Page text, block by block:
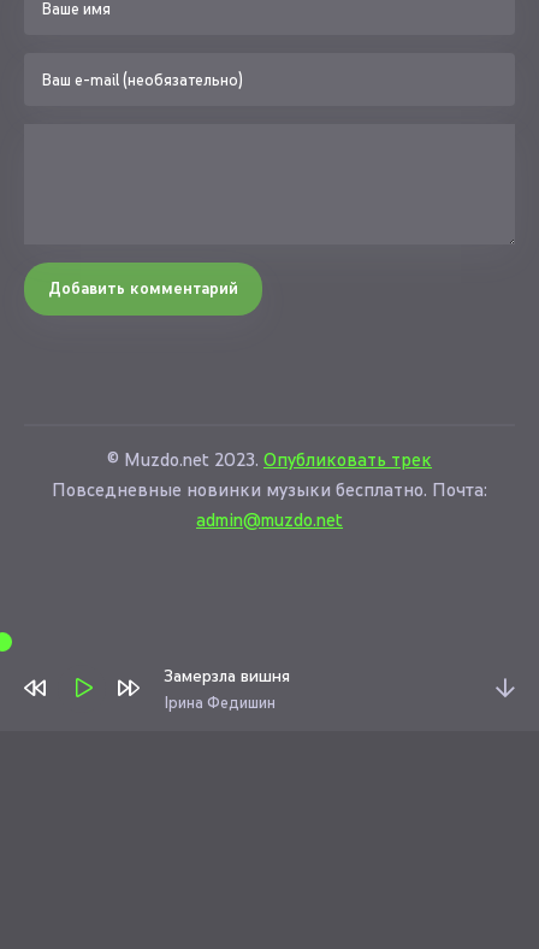
Добавить комментарий
© Muzdo.net 2023. Опубликовать трек
Повседневные новинки музыки бесплатно. Почта:
admin@muzdo.net
Замерзла вишня
Ірина Федишин